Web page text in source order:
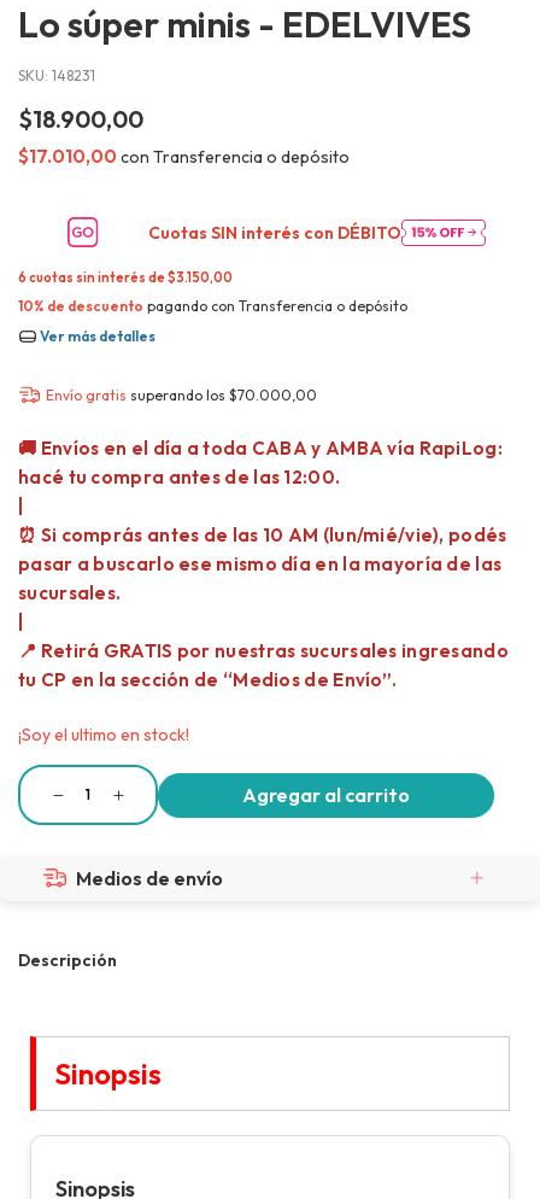
Lo súper minis - EDELVIVES
SKU: 148231
$18.900,00
$17.010,00 con Transferencia o depósito
Cuotas SIN interés con DÉBITO
6 cuotas sin interés de$3.150,00
10% de descuento pagando con Transferencia o depósito
Ver más detalles
Envío gratis superando los $70.000,00
¡Soy el ultimo en stock!
Medios de envío
Descripción
Sinopsis
Sinopsis